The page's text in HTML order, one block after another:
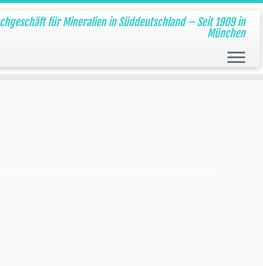
für Mineralien in Süddeutschland – Seit 1909 in
München